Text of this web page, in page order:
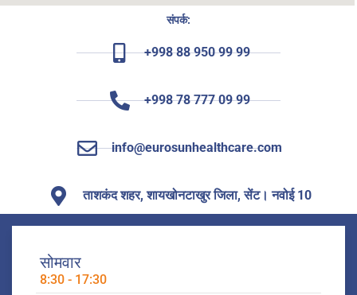
सोमवार
8:30 - 17:30
संपर्क:
+998 88 950 99 99
+998 78 777 09 99
info@eurosunhealthcare.com
ताशकंद शहर, शायखोनटाखुर जिला, सेंट। नवोई 10